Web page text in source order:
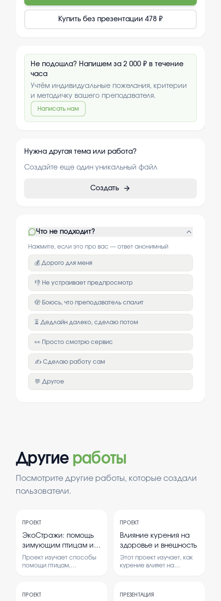
Купить без презентации 478 ₽
Не подошла? Напишем за 2 000 ₽ в течение
часа
Учтём индивидуальные пожелания, критерии
и методичку вашего преподавателя.
Написать нам
Нужна другая тема или работа?
Создайте еще один уникальный файл
Создать
Что не подходит?
Нажмите, если это про вас — ответ анонимный
💰 Дорого для меня
👎 Не устраивает предпросмотр
🫣 Боюсь, что преподаватель спалит
⏳ Дедлайн далеко, сделаю потом
👀 Просто смотрю сервис
✍️ Сделаю работу сам
💬 Другое
Другие работы
Посмотрите другие работы, которые создали
пользователи.
ПРОЕКТ
ЭкоСтражи: помощь
зимующим птицам и
бездомным животным
Проект изучает способы
помощи птицам,
рассматриваются методы
ПРОЕКТ
Влияние курения на
здоровье и внешность
Этот проект изучает, как
курение влияет на
негативные последствия
ПРОЕКТ ПРЕЗЕНТАЦИЯ